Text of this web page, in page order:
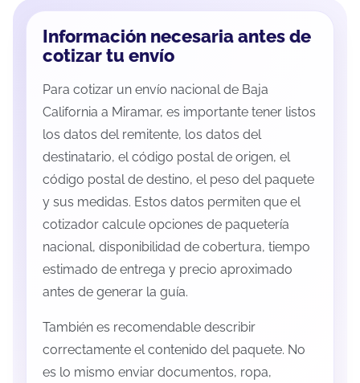
Información necesaria antes de
cotizar tu envío
Para cotizar un envío nacional de Baja
California a Miramar, es importante tener listos
los datos del remitente, los datos del
destinatario, el código postal de origen, el
código postal de destino, el peso del paquete
y sus medidas. Estos datos permiten que el
cotizador calcule opciones de paquetería
nacional, disponibilidad de cobertura, tiempo
estimado de entrega y precio aproximado
antes de generar la guía.
También es recomendable describir
correctamente el contenido del paquete. No
es lo mismo enviar documentos, ropa,